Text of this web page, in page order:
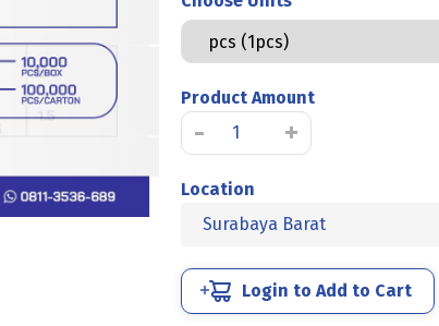
Product Amount
-
Kuantitas
BAUT
DOG
BAJA
10.9
+
Location
Surabaya Barat
Login to Add to Cart